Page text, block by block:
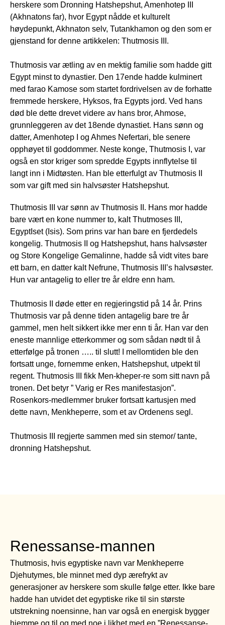
herskere som Dronning Hatshepshut, Amenhotep III
(Akhnatons far), hvor Egypt nådde et kulturelt
høydepunkt, Akhnaton selv, Tutankhamon og den som er
gjenstand for denne artikkelen: Thutmosis III.
Thutmosis var ætling av en mektig familie som hadde gitt
Egypt minst to dynastier. Den 17ende hadde kulminert
med farao Kamose som startet fordrivelsen av de forhatte
fremmede herskere, Hyksos, fra Egypts jord. Ved hans
død ble dette drevet videre av hans bror, Ahmose,
grunnleggeren av det 18ende dynastiet. Hans sønn og
datter, Amenhotep I og Ahmes Nefertari, ble senere
opphøyet til goddommer. Neste konge, Thutmosis I, var
også en stor kriger som spredde Egypts innflytelse til
langt inn i Midtøsten. Han ble etterfulgt av Thutmosis II
som var gift med sin halvsøster Hatshepshut.
Thutmosis III var sønn av Thutmosis II. Hans mor hadde
bare vært en kone nummer to, kalt Thutmoses III,
EgyptIset (Isis). Som prins var han bare en fjerdedels
kongelig. Thutmosis II og Hatshepshut, hans halvsøster
og Store Kongelige Gemalinne, hadde så vidt vites bare
ett barn, en datter kalt Nefrune, Thutmosis III’s halvsøster.
Hun var antagelig to eller tre år eldre enn ham.
Thutmosis II døde etter en regjeringstid på 14 år. Prins
Thutmosis var på denne tiden antagelig bare tre år
gammel, men helt sikkert ikke mer enn ti år. Han var den
eneste mannlige etterkommer og som sådan nødt til å
etterfølge på tronen ….. til slutt! I mellomtiden ble den
fortsatt unge, fornemme enken, Hatshepshut, utpekt til
regent. Thutmosis III fikk Men-kheper-re som sitt navn på
tronen. Det betyr ” Varig er Res manifestasjon”.
Rosenkors-medlemmer bruker fortsatt kartusjen med
dette navn, Menkheperre, som et av Ordenens segl.
Thutmosis III regjerte sammen med sin stemor/ tante,
dronning Hatshepshut.
Renessanse-mannen
Thutmosis, hvis egyptiske navn var Menkheperre
Djehutymes, ble minnet med dyp ærefrykt av
generasjoner av herskere som skulle følge etter. Ikke bare
hadde han utvidet det egyptiske rike til sin største
utstrekning noensinne, han var også en energisk bygger
hjemme og til og med noe i likhet med en ”Renessanse-